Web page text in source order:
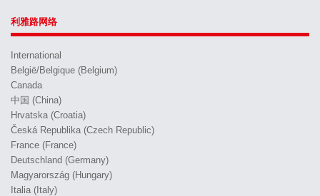
利雅路网络
International
België/Belgique (Belgium)
Canada
中国 (China)
Hrvatska (Croatia)
Česká Republika (Czech Republic)
France (France)
Deutschland (Germany)
Magyarország (Hungary)
Italia (Italy)